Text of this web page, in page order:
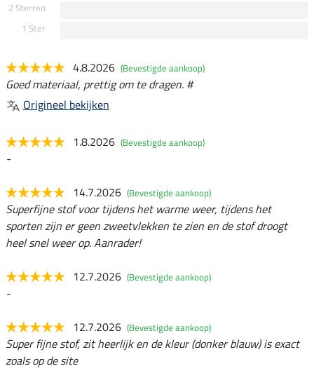
2 Sterren
1 Ster
4.8.2026 (Bevestigde aankoop)
Goed materiaal, prettig om te dragen. #
Origineel bekijken
1.8.2026 (Bevestigde aankoop)
-
14.7.2026 (Bevestigde aankoop)
Superfijne stof voor tijdens het warme weer, tijdens het
sporten zijn er geen zweetvlekken te zien en de stof droogt
heel snel weer op. Aanrader!
12.7.2026 (Bevestigde aankoop)
-
12.7.2026 (Bevestigde aankoop)
Super fijne stof, zit heerlijk en de kleur (donker blauw) is exact
zoals op de site